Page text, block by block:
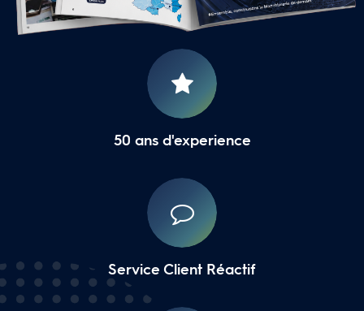
16 Agences Régionales
50 ans d'experience
Service Client Réactif